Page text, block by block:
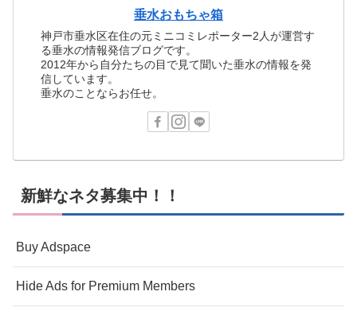
垂水おもちゃ箱
神戸市垂水区在住の元ミニコミレポーター2人が運営す
る垂水の情報発信ブログです。
2012年から自分たちの目で見て聞いた垂水の情報を発
信しています。
垂水のことならお任せ。
新鮮なネタ募集中！！
Buy Adspace
Hide Ads for Premium Members